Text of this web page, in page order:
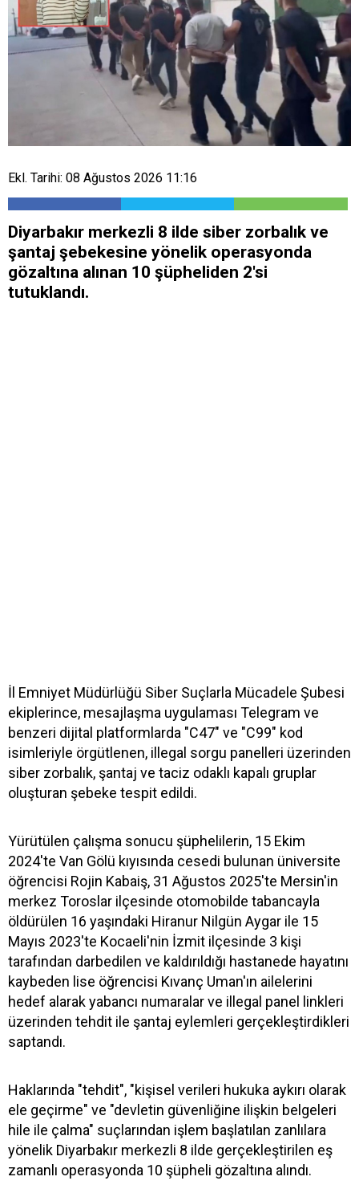
Ekl. Tarihi: 08 Ağustos 2026 11:16
Diyarbakır merkezli 8 ilde siber zorbalık ve
şantaj şebekesine yönelik operasyonda
gözaltına alınan 10 şüpheliden 2'si
tutuklandı.
İl Emniyet Müdürlüğü Siber Suçlarla Mücadele Şubesi
ekiplerince, mesajlaşma uygulaması Telegram ve
benzeri dijital platformlarda "C47" ve "C99" kod
isimleriyle örgütlenen, illegal sorgu panelleri üzerinden
siber zorbalık, şantaj ve taciz odaklı kapalı gruplar
oluşturan şebeke tespit edildi.
Yürütülen çalışma sonucu şüphelilerin, 15 Ekim
2024'te Van Gölü kıyısında cesedi bulunan üniversite
öğrencisi Rojin Kabaiş, 31 Ağustos 2025'te Mersin'in
merkez Toroslar ilçesinde otomobilde tabancayla
öldürülen 16 yaşındaki Hiranur Nilgün Aygar ile 15
Mayıs 2023'te Kocaeli'nin İzmit ilçesinde 3 kişi
tarafından darbedilen ve kaldırıldığı hastanede hayatını
kaybeden lise öğrencisi Kıvanç Uman'ın ailelerini
hedef alarak yabancı numaralar ve illegal panel linkleri
üzerinden tehdit ile şantaj eylemleri gerçekleştirdikleri
saptandı.
Haklarında "tehdit", "kişisel verileri hukuka aykırı olarak
ele geçirme" ve "devletin güvenliğine ilişkin belgeleri
hile ile çalma" suçlarından işlem başlatılan zanlılara
yönelik Diyarbakır merkezli 8 ilde gerçekleştirilen eş
zamanlı operasyonda 10 şüpheli gözaltına alındı.